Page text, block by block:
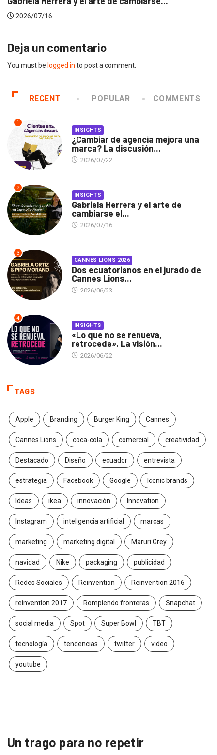
2026/06/23
Deja un comentario
You must be logged in to post a comment.
RECENT POPULAR COMMENTS
1
INSIGHTS
¿Cambiar de agencia mejora una
marca? La discusión...
2026/07/22
2
INSIGHTS
Gabriela Herrera y el arte de
cambiarse el...
2026/07/16
3
CANNES LIONS 2026
Dos ecuatorianos en el jurado de
Cannes Lions...
2026/06/23
4
INSIGHTS
«Lo que no se renueva,
retrocede». La visión...
2026/06/22
TAGS
Apple Branding Burger King Cannes
Cannes Lions coca-cola comercial creatividad
Destacado Diseño ecuador entrevista
estrategia Facebook Google Iconic brands
Ideas ikea innovación Innovation
Instagram inteligencia artificial marcas
marketing marketing digital Maruri Grey
navidad Nike packaging publicidad
Redes Sociales Reinvention Reinvention 2016
reinvention 2017 Rompiendo fronteras Snapchat
social media Spot Super Bowl TBT
tecnología tendencias twitter video
youtube
Un trago para no repetir